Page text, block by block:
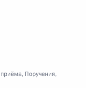
приёма, Поручения,